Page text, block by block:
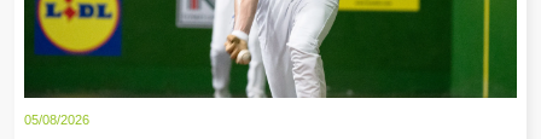
05/08/2026